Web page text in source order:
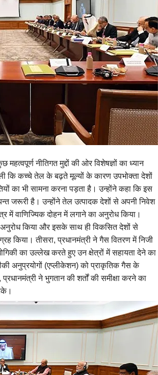
नीतिगत मुद्दों की ओर विशेषज्ञों का ध्यान
कि कच्चे तेल के बढ़ते मूल्यों के कारण उपभोक्ता देशों
का भी सामना करना पड़ता है। उन्होंने कहा कि इस
जरूरी है। उन्होंने तेल उत्पादक देशों से अपनी निवेश
में वाणिज्यिक दोहन में लगाने का अनुरोध किया।
अनुरोध किया और इसके साथ ही विकसित देशों से
किया। तीसरा, प्रधानमंत्री ने गैस वितरण में निजी
का उल्लेख करते हुए उन क्षेत्रों में सहायता देने का
अनुप्रयोगों (एप्लीकेशन) को प्राकृतिक गैस के
ने भुगतान की शर्तों की समीक्षा करने का